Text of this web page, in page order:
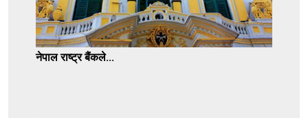
नेपाल राष्ट्र बैंकले...